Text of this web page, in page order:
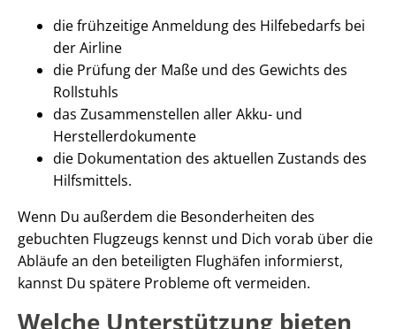
die frühzeitige Anmeldung des Hilfebedarfs bei
der Airline
die Prüfung der Maße und des Gewichts des
Rollstuhls
das Zusammenstellen aller Akku- und
Herstellerdokumente
die Dokumentation des aktuellen Zustands des
Hilfsmittels.
Wenn Du außerdem die Besonderheiten des
gebuchten Flugzeugs kennst und Dich vorab über die
Abläufe an den beteiligten Flughäfen informierst,
kannst Du spätere Probleme oft vermeiden.
Welche Unterstützung bieten